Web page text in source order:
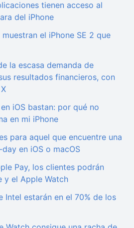
tienen acceso al
del iPhone
el iPhone SE 2 que
la escasa demanda de
resultados financieros, con
iOS bastan: por qué no
en mi iPhone
para aquel que encuentre una
en iOS o macOS
Pay, los clientes podrán
y el Apple Watch
Intel estarán en el 70% de los